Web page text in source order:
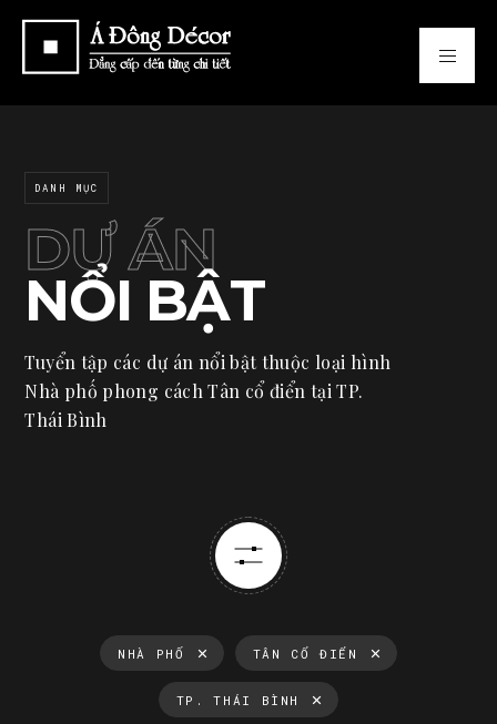
DANH MỤC
DỰ ÁN
NỔI BẬT
Tuyển tập các dự án nổi bật thuộc loại hình
Nhà phố phong cách Tân cổ điển tại TP.
Thái Bình
NHÀ PHỐ TÂN CỔ ĐIỂN
TP. THÁI BÌNH